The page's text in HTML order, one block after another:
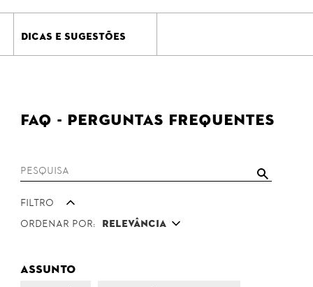
DICAS E SUGESTÕES
FAQ - Perguntas Frequentes
Filtro
Ordenar por:
Relevância
Assunto